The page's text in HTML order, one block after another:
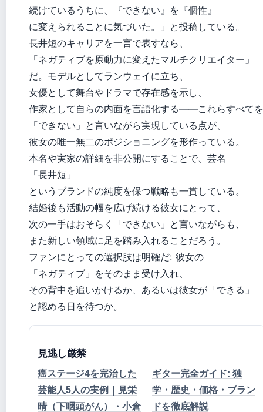
続けているうちに、『できない』を『個性』
に変えられることに気づいた。」と投稿している。
長井短のキャリアを一言で表すなら、
「ネガティブを原動力に変えたマルチクリエイター」
だ。モデルとしてランウェイに立ち、
女優として舞台やドラマで存在感を示し、
作家として自らの内面を言語化する——これらすべてを
「できない」と言いながら実現している点が、
彼女の唯一無二のポジショニングを形作っている。
本名や実家の詳細を非公開にすることで、芸名
「長井短」
というブランドの純度を保つ戦略も一貫している。
結婚後も活動の幅を広げ続ける彼女にとって、
次の一手はおそらく「できない」と言いながらも、
また新しい領域に足を踏み入れることだろう。
ファンにとっての選択肢は明確だ: 彼女の
「ネガティブ」をそのまま受け入れ、
その背中を追いかけるか、あるいは彼女が「できる」
と認める日を待つか。
見逃し厳禁
癌ステージ4を完治した
芸能人5人の実例｜見栄
晴（下咽頭がん）・小倉
ギター完全ガイド: 独
学・歴史・価格・ブラン
ドを徹底解説